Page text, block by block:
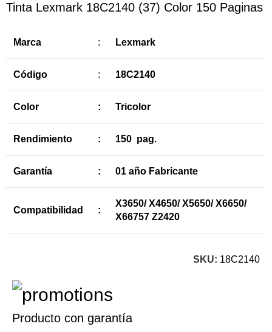
Tinta Lexmark 18C2140 (37) Color 150 Paginas
Marca : Lexmark
Código : 18C2140
Color : Tricolor
Rendimiento : 150 pag.
Garantía : 01 año Fabricante
Compatibilidad :
X3650/ X4650/ X5650/ X6650/
X66757 Z2420
SKU: 18C2140
Producto con garantía